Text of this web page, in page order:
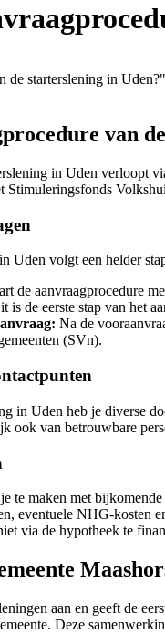
de starterslening in Uden?"
van
in Uden verloopt
Stimuleringsfonds
Uden volgt een helder
de aanvraagprocedure
is de eerste stap van het
Na de
(SVn).
in Uden heb je diverse
ook van betrouwbare
maken met
eventuele NHG-kosten
via de hypotheek te
aan en geeft de
Deze